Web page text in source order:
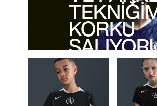
KORKU
Cole Palmer